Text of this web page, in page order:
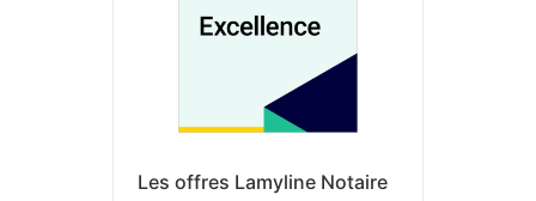
Les offres Lamyline Notaire